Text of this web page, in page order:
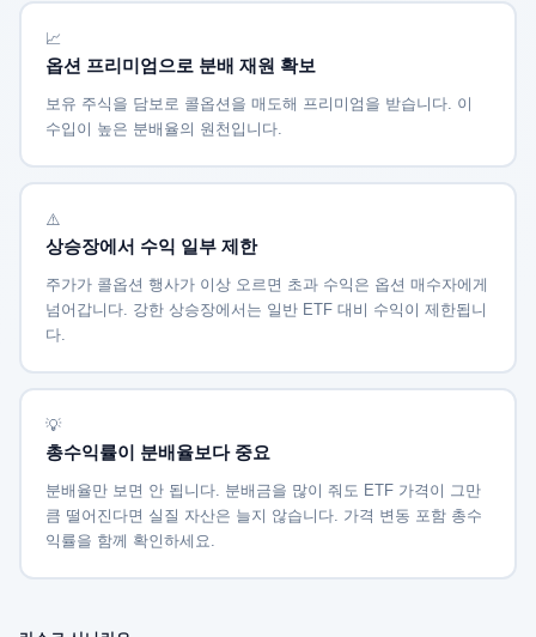
📈
옵션 프리미엄으로 분배 재원 확보
보유 주식을 담보로 콜옵션을 매도해 프리미엄을 받습니다. 이
수입이 높은 분배율의 원천입니다.
⚠️
상승장에서 수익 일부 제한
주가가 콜옵션 행사가 이상 오르면 초과 수익은 옵션 매수자에게
넘어갑니다. 강한 상승장에서는 일반 ETF 대비 수익이 제한됩니
다.
💡
총수익률이 분배율보다 중요
분배율만 보면 안 됩니다. 분배금을 많이 줘도 ETF 가격이 그만
큼 떨어진다면 실질 자산은 늘지 않습니다. 가격 변동 포함 총수
익률을 함께 확인하세요.